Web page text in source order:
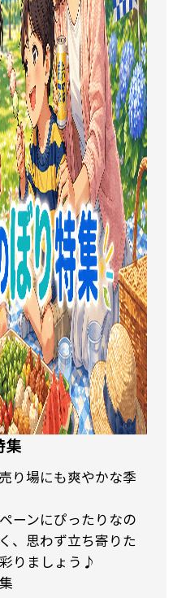
集
り場にも爽やかな季
ーンにぴったりなの
、思わず立ち寄りた
りましょう♪